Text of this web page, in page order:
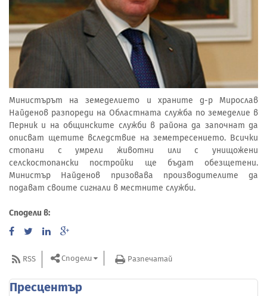
Министърът на земеделието и храните д-р Мирослав
Найденов разпореди на Областната служба по земеделие в
Перник и на общинските служби в района да започнат да
описват щетите вследствие на земетресението. Всички
стопани с умрели животни или с унищожени
селскостопански постройки ще бъдат обезщетени.
Министър Найденов призовава производителите да
подават своите сигнали в местните служби.
Сподели в:
RSS Сподели Разпечатай
Пресцентър